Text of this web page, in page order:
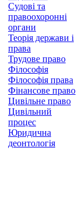
Судові та
правоохоронні
органи
Теорія держави і
права
Трудове право
Філософія
Філософія права
Фінансове право
Цивільне право
Цивільний
процес
Юридична
деонтологія